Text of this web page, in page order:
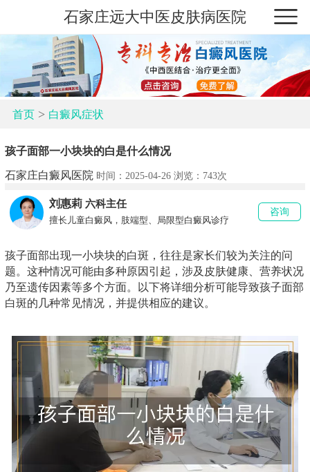
石家庄远大中医皮肤病医院
首页> 白癜风症状
孩子面部一小块块的白是什么情况
石家庄白癜风医院 时间：2025-04-26 浏览： 743次
刘惠莉 六科主任
擅长儿童白癜风，肢端型、局限型白癜风诊疗
咨询
孩子面部出现一小块块的白斑，往往是家长们较为关注的问
题。这种情况可能由多种原因引起，涉及皮肤健康、营养状况
乃至遗传因素等多个方面。以下将详细分析可能导致孩子面部
白斑的几种常见情况，并提供相应的建议。